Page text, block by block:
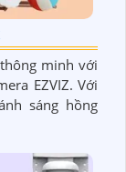
minh với
EZVIZ. Với
sáng hồng